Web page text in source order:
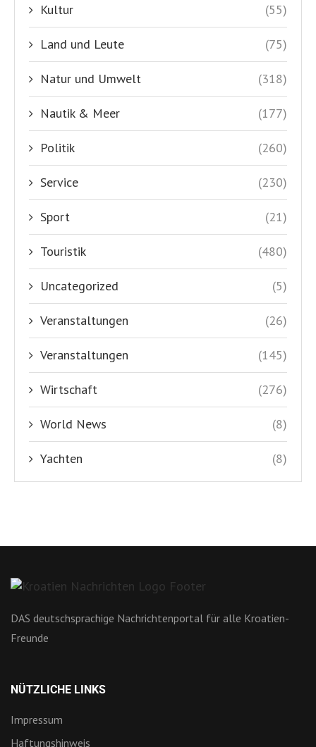
Kultur (55)
Land und Leute (75)
Natur und Umwelt (318)
Nautik & Meer (177)
Politik (260)
Service (230)
Sport (21)
Touristik (480)
Uncategorized (5)
Veranstaltungen (26)
Veranstaltungen (145)
Wirtschaft (276)
World News (8)
Yachten (8)
DAS deutschsprachige Nachrichtenportal für alle Kroatien-
Freunde
NÜTZLICHE LINKS
Impressum
Haftungshinweis